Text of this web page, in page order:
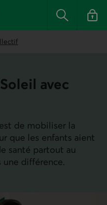
Rechercher
Se
avec
de mobiliser la
que les enfants aient
santé partout au
une différence.